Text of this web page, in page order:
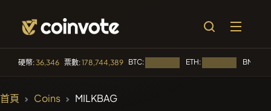
硬幣:36,346 票數:178,744,389 BTC: ETH: BNB:
首頁 Coins MILKBAG